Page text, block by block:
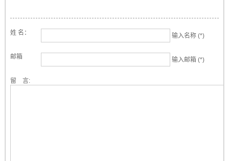
姓 名： 输入名称 (*)
邮箱 输入邮箱 (*)
留 言: